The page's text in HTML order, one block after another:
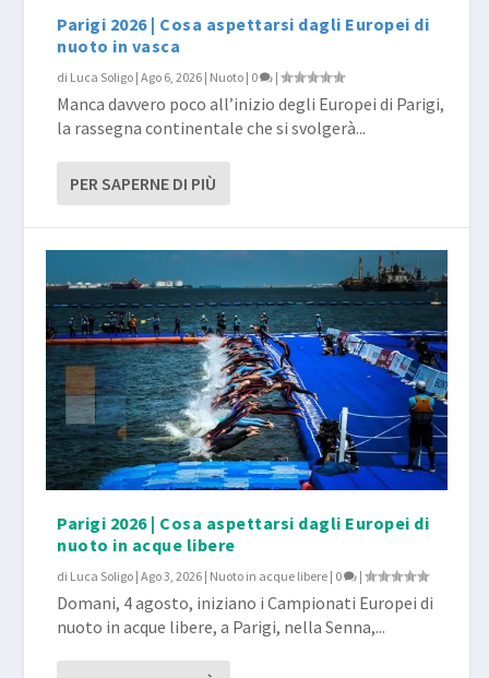
Parigi 2026 | Cosa aspettarsi dagli Europei di
nuoto in vasca
di Luca Soligo |Ago 6, 2026 | Nuoto | 0 |
Manca davvero poco all’inizio degli Europei di Parigi,
la rassegna continentale che si svolgerà...
PER SAPERNE DI PIÙ
Parigi 2026 | Cosa aspettarsi dagli Europei di
nuoto in acque libere
di Luca Soligo |Ago 3, 2026 | Nuoto in acque libere | 0 |
Domani, 4 agosto, iniziano i Campionati Europei di
nuoto in acque libere, a Parigi, nella Senna,...